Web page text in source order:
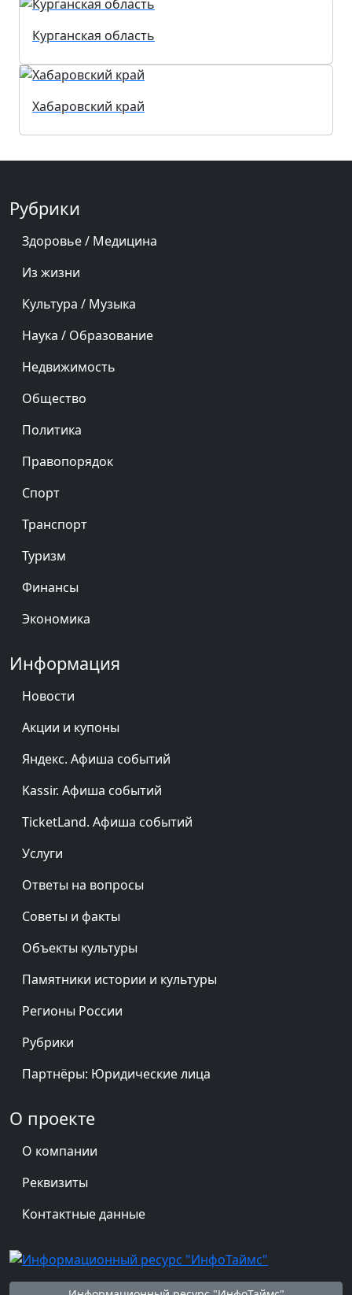
Курганская область
Хабаровский край
Рубрики
Здоровье / Медицина
Из жизни
Культура / Музыка
Наука / Образование
Недвижимость
Общество
Политика
Правопорядок
Спорт
Транспорт
Туризм
Финансы
Экономика
Информация
Новости
Акции и купоны
Яндекс. Афиша событий
Kassir. Афиша событий
TicketLand. Афиша событий
Услуги
Ответы на вопросы
Советы и факты
Объекты культуры
Памятники истории и культуры
Регионы России
Рубрики
Партнёры: Юридические лица
О проекте
О компании
Реквизиты
Контактные данные